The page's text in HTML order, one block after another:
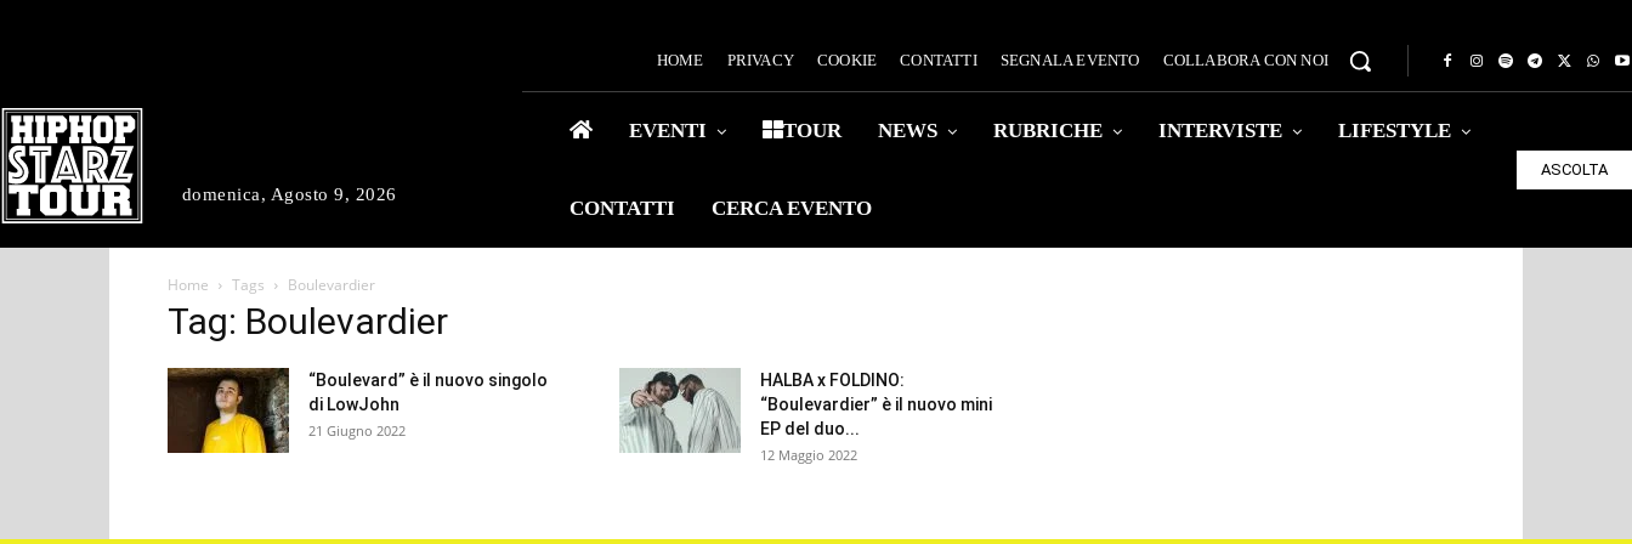
domenica, Agosto 9, 2026
HOME PRIVACY COOKIE CONTATTI SEGNALA EVENTO COLLABORA CON NOI
EVENTI TOUR NEWS RUBRICHE INTERVISTE LIFESTYLE
CONTATTI CERCA EVENTO
ASCOLTA
Home Tags Boulevardier
Tag: Boulevardier
“Boulevard” è il nuovo singolo
di LowJohn
21 Giugno 2022
HALBA x FOLDINO:
“Boulevardier” è il nuovo mini
EP del duo...
12 Maggio 2022